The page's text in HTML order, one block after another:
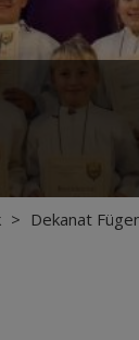
> Dekanat